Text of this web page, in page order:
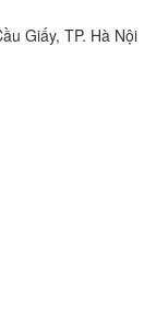
Giấy, TP. Hà Nội